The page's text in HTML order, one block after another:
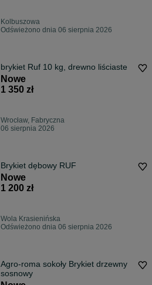
Kolbuszowa
Odświeżono dnia 06 sierpnia 2026
brykiet Ruf 10 kg, drewno liściaste
Nowe
1 350 zł
Wrocław, Fabryczna
06 sierpnia 2026
Brykiet dębowy RUF
Nowe
1 200 zł
Wola Krasienińska
Odświeżono dnia 06 sierpnia 2026
Agro-roma sokoły Brykiet drzewny
sosnowy